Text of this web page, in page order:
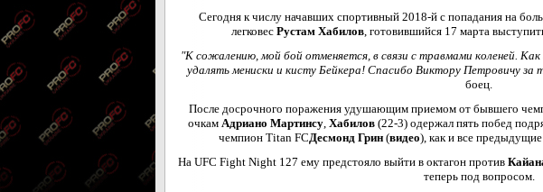
Сегодня к числу начавших спортивный 2018-й с попадания на
легковес Рустам Хабилов, готовившийся 17 марта
"К сожалению, мой бой отменяется, в связи с травмами коленей.
удалять мениски и кисту Бейкера! Спасибо Виктору Петровичу за
боец.
После досрочного поражения удушающим приемом от бывшего
очкам Адриано Мартинсу, Хабилов (22-3) одержал пять побед
чемпион Titan FCДесмонд Грин (видео), как и все
На UFC Fight Night 127 ему предстояло выйти в октагон против
теперь под вопросом.